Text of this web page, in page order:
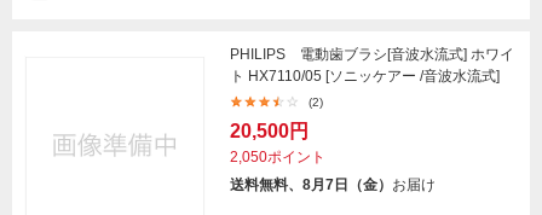
PHILIPS 電動歯ブラシ[音波水流式] ホワイ
ト HX7110/05 [ソニッケアー /音波水流式]
(2)
20,500円
2,050ポイント
送料無料、8月7日（金） お届け